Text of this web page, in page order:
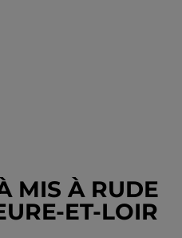
MIS À RUDE
ET-LOIR